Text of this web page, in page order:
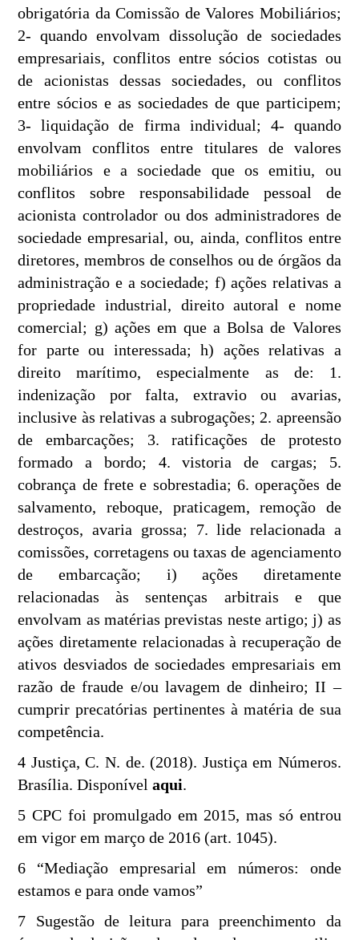
obrigatória da Comissão de Valores Mobiliários;
2- quando envolvam dissolução de sociedades
empresariais, conflitos entre sócios cotistas ou
de acionistas dessas sociedades, ou conflitos
entre sócios e as sociedades de que participem;
3- liquidação de firma individual; 4- quando
envolvam conflitos entre titulares de valores
mobiliários e a sociedade que os emitiu, ou
conflitos sobre responsabilidade pessoal de
acionista controlador ou dos administradores de
sociedade empresarial, ou, ainda, conflitos entre
diretores, membros de conselhos ou de órgãos da
administração e a sociedade; f) ações relativas a
propriedade industrial, direito autoral e nome
comercial; g) ações em que a Bolsa de Valores
for parte ou interessada; h) ações relativas a
direito marítimo, especialmente as de: 1.
indenização por falta, extravio ou avarias,
inclusive às relativas a subrogações; 2. apreensão
de embarcações; 3. ratificações de protesto
formado a bordo; 4. vistoria de cargas; 5.
cobrança de frete e sobrestadia; 6. operações de
salvamento, reboque, praticagem, remoção de
destroços, avaria grossa; 7. lide relacionada a
comissões, corretagens ou taxas de agenciamento
de embarcação; i) ações diretamente
relacionadas às sentenças arbitrais e que
envolvam as matérias previstas neste artigo; j) as
ações diretamente relacionadas à recuperação de
ativos desviados de sociedades empresariais em
razão de fraude e/ou lavagem de dinheiro; II –
cumprir precatórias pertinentes à matéria de sua
competência.
4 Justiça, C. N. de. (2018). Justiça em Números.
Brasília. Disponívelaqui.
5 CPC foi promulgado em 2015, mas só entrou
em vigor em março de 2016 (art. 1045).
6 “Mediação empresarial em números: onde
estamos e para onde vamos”
7 Sugestão de leitura para preenchimento da